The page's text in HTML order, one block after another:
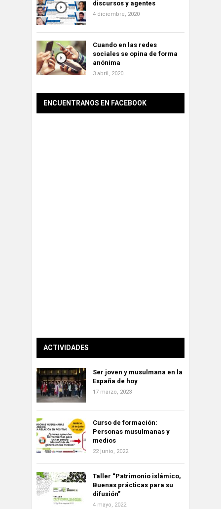
discursos y agentes
4 diciembre, 2020
Cuando en las redes
sociales se opina de forma
anónima
3 abril, 2020
ENCUENTRANOS EN FACEBOOK
ACTIVIDADES
Ser joven y musulmana en la
España de hoy
17 marzo, 2023
Curso de formación:
Personas musulmanas y
medios
22 junio, 2022
Taller “Patrimonio islámico,
Buenas prácticas para su
difusión”
4 mayo, 2022